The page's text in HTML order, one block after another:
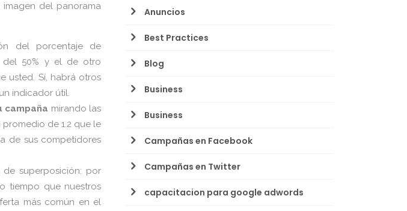
del panorama
del porcentaje de
del 50% y el de otro
usted. Sí, habrá otros
indicador útil.
campaña mirando las
de 1.2 que le
de sus competidores
superposición: por
tiempo que nuestros
más común en el
Anuncios
Best Practices
Blog
Business
Business
Campañas en Facebook
Campañas en Twitter
capacitacion para google adwords